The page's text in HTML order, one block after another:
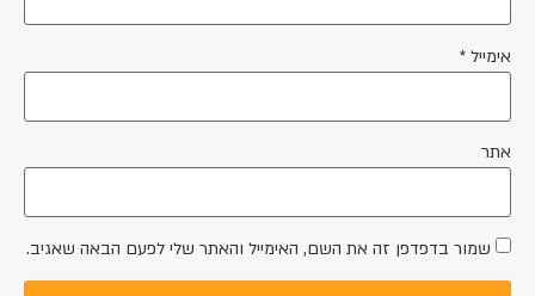
אימייל *
אתר
שמור בדפדפן זה את השם, האימייל והאתר שלי לפעם הבאה שאגיב.